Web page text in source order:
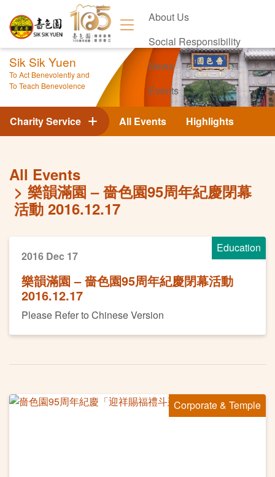
About Us
Social Responsibility
News
Events
Contact Us
Sik Sik Yuen
To Act Benevolently and
To Teach Benevolence
All Events Highlights
Charity Service
All Events
樂韻滿園 – 嗇色園95周年紀慶閉幕
活動 2016.12.17
Education
2016 Dec 17
樂韻滿園 – 嗇色園95周年紀慶閉幕活動
2016.12.17
Please Refer to Chinese Version
Corporate & Temple